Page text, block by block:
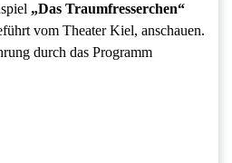
„Das Traumfresserchen“
vom Theater Kiel, anschauen.
durch das Programm